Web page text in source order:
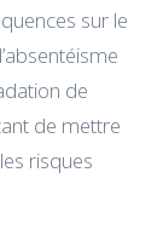
sur le
de
de mettre
risques